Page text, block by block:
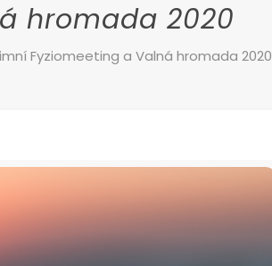
hromada 2020
Fyziomeeting a Valná hromada 2020